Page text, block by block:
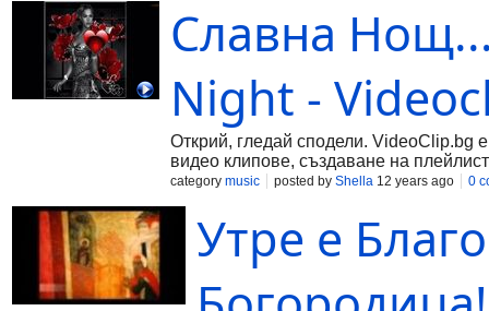
Славна
Night -
Открий, гледай сподели. VideoClip.bg
видео клипове, създаване на
category music posted by Shella 12 years ago 0
Утре е